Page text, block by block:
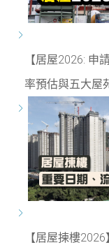
【居屋2026: 申
率預估與五大屋
【居屋揀樓